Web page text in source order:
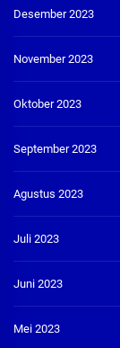
Desember 2023
November 2023
Oktober 2023
September 2023
Agustus 2023
Juli 2023
Juni 2023
Mei 2023